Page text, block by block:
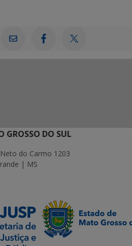
GROSSO DO SUL
do Carmo 1203
| MS